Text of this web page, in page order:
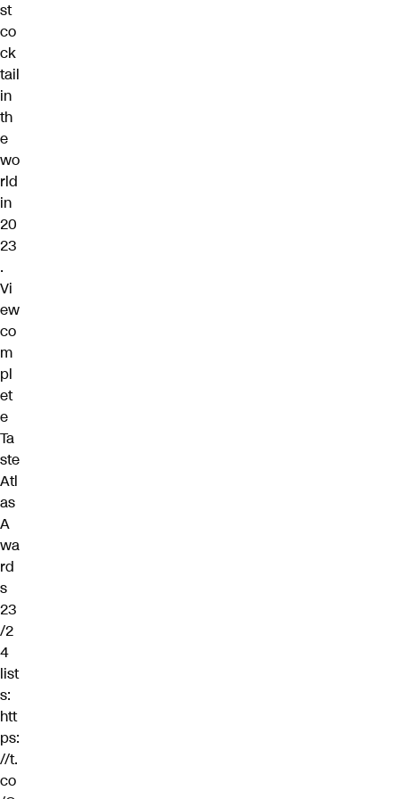
st
co
ck
tail
in
th
e
wo
rld
in
20
23
.
Vi
ew
co
m
pl
et
e
Ta
ste
Atl
as
A
wa
rd
s
23
/2
4
list
s:
htt
ps:
//t.
co